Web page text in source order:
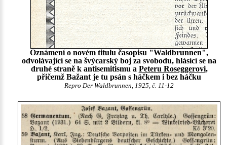
Oznámení o novém titulu časopisu "Waldbrunnen",
odvolávající se na švýcarský boj za svobodu, hlásící se na
druhé straně k antisemitismu a Peteru Roseggerovi,
přičemž Bažant je tu psán s háčkem i bez háčku
Repro Der Waldbrunnen, 1925, č. 11-12